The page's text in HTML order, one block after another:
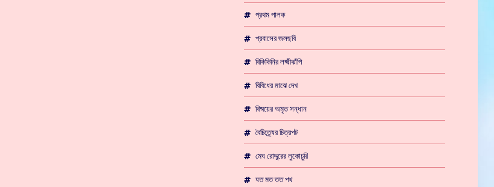
প্রথম পালক
প্রবাসের জলছবি
বিকিকিনির লক্ষ্মীঝাঁপি
বিবিধের মাঝে দেখ
বিষ্ময়ের অমৃত সন্ধান
বৈচিত্র্যের চিত্রপট
মেঘ রোদ্দুরের লুকোচুরি
যত মত তত পথ